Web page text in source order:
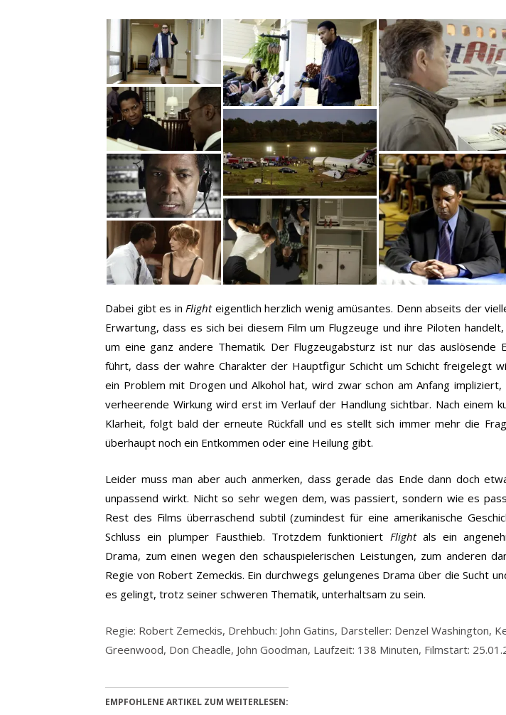
Dabei gibt es in Flighteigentlich herzlich wenig amüsantes. Denn abseits der
Erwartung, dass es sich bei diesem Film um Flugzeuge und ihre Piloten
um eine ganz andere Thematik. Der Flugzeugabsturz ist nur das auslösende
führt, dass der wahre Charakter der Hauptfigur Schicht um Schicht freigelegt
ein Problem mit Drogen und Alkohol hat, wird zwar schon am Anfang
verheerende Wirkung wird erst im Verlauf der Handlung sichtbar. Nach einem
Klarheit, folgt bald der erneute Rückfall und es stellt sich immer mehr die
überhaupt noch ein Entkommen oder eine Heilung gibt.
Leider muss man aber auch anmerken, dass gerade das Ende dann doch
unpassend wirkt. Nicht so sehr wegen dem, was passiert, sondern wie es
Rest des Films überraschend subtil (zumindest für eine amerikanische
Schluss ein plumper Fausthieb. Trotzdem funktioniert Flightals ein
Drama, zum einen wegen den schauspielerischen Leistungen, zum anderen
Regie von Robert Zemeckis. Ein durchwegs gelungenes Drama über die Sucht
es gelingt, trotz seiner schweren Thematik, unterhaltsam zu sein.
Regie: Robert Zemeckis, Drehbuch: John Gatins, Darsteller: Denzel Washington,
Greenwood, Don Cheadle, John Goodman, Laufzeit: 138 Minuten, Filmstart:
EMPFOHLENE ARTIKEL ZUM WEITERLESEN: